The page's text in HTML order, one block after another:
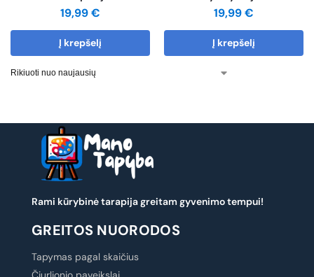
19,99€
Į krepšelį
19,99€
Į krepšelį
Rami kūrybinė tarapija greitam gyvenimo tempui!
GREITOS NUORODOS
Tapymas pagal skaičius